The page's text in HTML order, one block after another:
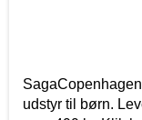
udstyr til børn.